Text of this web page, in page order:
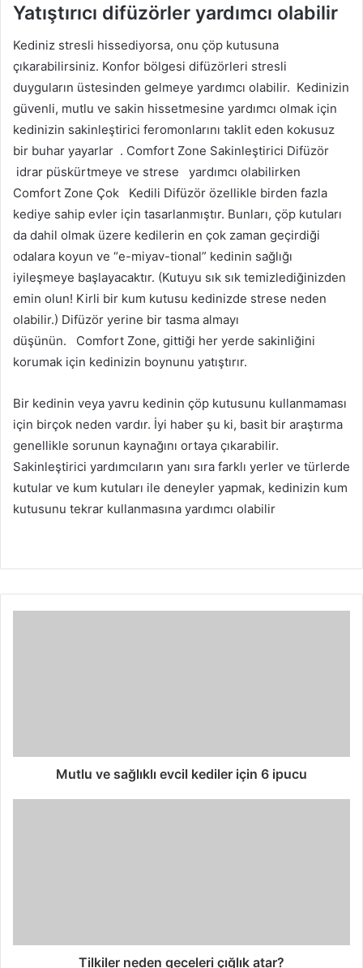
Yatıştırıcı difüzörler yardımcı olabilir
Kediniz stresli hissediyorsa, onu çöp kutusuna
çıkarabilirsiniz. Konfor bölgesi difüzörleri stresli
duyguların üstesinden gelmeye yardımcı olabilir. Kedinizin
güvenli, mutlu ve sakin hissetmesine yardımcı olmak için
kedinizin sakinleştirici feromonlarını taklit eden kokusuz
bir buhar yayarlar . Comfort Zone Sakinleştirici Difüzör
idrar püskürtmeye ve strese yardımcı olabilirken
Comfort Zone Çok
Kedili Difüzör özellikle birden fazla
kediye sahip evler için tasarlanmıştır. Bunları, çöp kutuları
da dahil olmak üzere kedilerin en çok zaman geçirdiği
odalara koyun ve “e-miyav-tional” kedinin sağlığı
iyileşmeye başlayacaktır. (Kutuyu sık sık temizlediğinizden
emin olun! Kirli bir kum kutusu kedinizde strese neden
olabilir.) Difüzör yerine bir tasma almayı
düşünün.
Comfort Zone, gittiği her yerde sakinliğini
korumak için kedinizin boynunu yatıştırır.
Bir kedinin veya yavru kedinin çöp kutusunu kullanmaması
için birçok neden vardır. İyi haber şu ki, basit bir araştırma
genellikle sorunun kaynağını ortaya çıkarabilir.
Sakinleştirici yardımcıların yanı sıra farklı yerler ve türlerde
kutular ve kum kutuları ile deneyler yapmak, kedinizin kum
kutusunu tekrar kullanmasına yardımcı olabilir
Mutlu ve sağlıklı evcil kediler için 6 ipucu
Tilkiler neden geceleri çığlık atar?